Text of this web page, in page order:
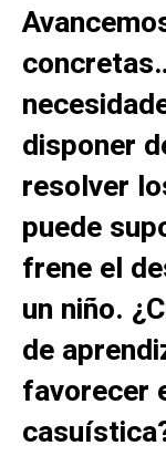
disponer
resolver
puede
frene el
un niño.
de
favorecer